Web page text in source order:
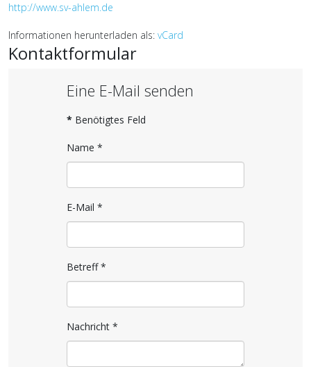
http://www.sv-ahlem.de
Informationen herunterladen als: vCard
Kontaktformular
Eine E-Mail senden
* Benötigtes Feld
Name *
E-Mail *
Betreff*
Nachricht *